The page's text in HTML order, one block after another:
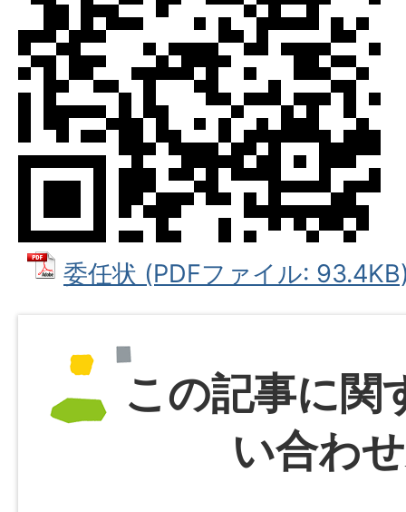
委任状 (PDFファイル:
この記事に関
い合わ